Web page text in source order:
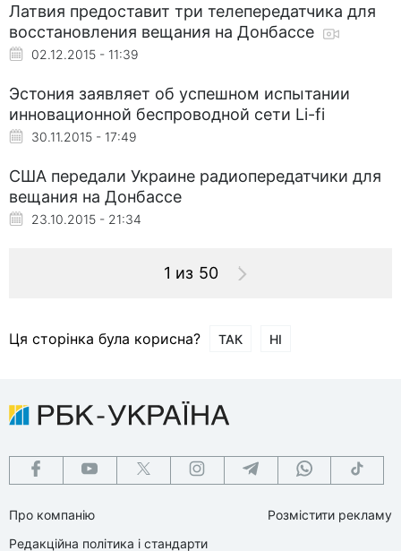
Латвия предоставит три телепередатчика для
восстановления вещания на Донбассе
02.12.2015 - 11:39
Эстония заявляет об успешном испытании
инновационной беспроводной сети Li-fi
30.11.2015 - 17:49
США передали Украине радиопередатчики для
вещания на Донбассе
23.10.2015 - 21:34
1 из 50
Ця сторінка була корисна? ТАК НІ
Про компанію
Редакційна політика і стандарти
Розмістити рекламу